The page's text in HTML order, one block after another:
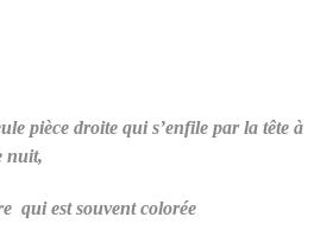
pièce droite qui s’enfile par la tête à
nuit,
qui est souvent colorée